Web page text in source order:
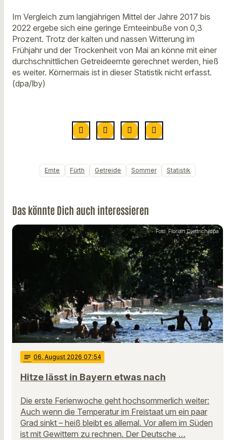
Im Vergleich zum langjährigen Mittel der Jahre 2017 bis
2022 ergebe sich eine geringe Ernteeinbuße von 0,3
Prozent. Trotz der kalten und nassen Witterung im
Frühjahr und der Trockenheit von Mai an könne mit einer
durchschnittlichen Getreideernte gerechnet werden, hieß
es weiter. Körnermais ist in dieser Statistik nicht erfasst.
(dpa/lby)
Ernte Fürth Getreide Sommer Statistik
Das könnte Dich auch interessieren
Foto: Florian Diettrich/dpa
notes 06. August 2026 07:54
Hitze lässt in Bayern etwas nach
Die erste Ferienwoche geht hochsommerlich weiter:
Auch wenn die Temperatur im Freistaat um ein paar
Grad sinkt – heiß bleibt es allemal. Vor allem im Süden
ist mit Gewittern zu rechnen. Der Deutsche …